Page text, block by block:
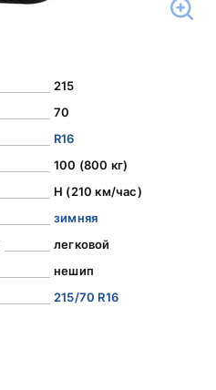
215
70
R16
100 (800 кг)
H (210 км/час)
зимняя
легковой
нешип
215/70 R16